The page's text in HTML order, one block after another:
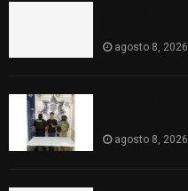
agosto 8, 2026
agosto 8, 2026